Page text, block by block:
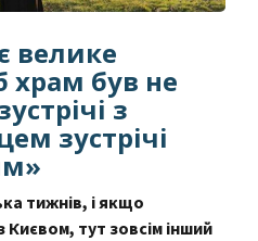
велике
храм був не
з
зустрічі
тижнів, і якщо
Києвом, тут зовсім інший